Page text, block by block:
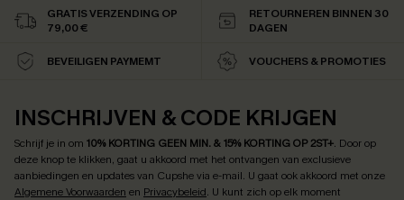
GRATIS VERZENDING OP
79,00 €
RETOURNEREN BINNEN 30
DAGEN
BEVEILIGEN PAYMEMT VOUCHERS & PROMOTIES
INSCHRIJVEN & CODE KRIJGEN
Schrijf je in om 10% KORTING GEEN MIN. & 15% KORTING OP 2ST+. Door op
deze knop te klikken, gaat u akkoord met het ontvangen van exclusieve
aanbiedingen en updates van Cupshe via e-mail. U gaat ook akkoord met onze
Algemene Voorwaarden en Privacybeleid. U kunt zich op elk moment